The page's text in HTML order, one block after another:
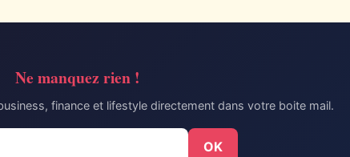
Ne manquez rien !
finance et lifestyle directement dans votre boite mail.
OK